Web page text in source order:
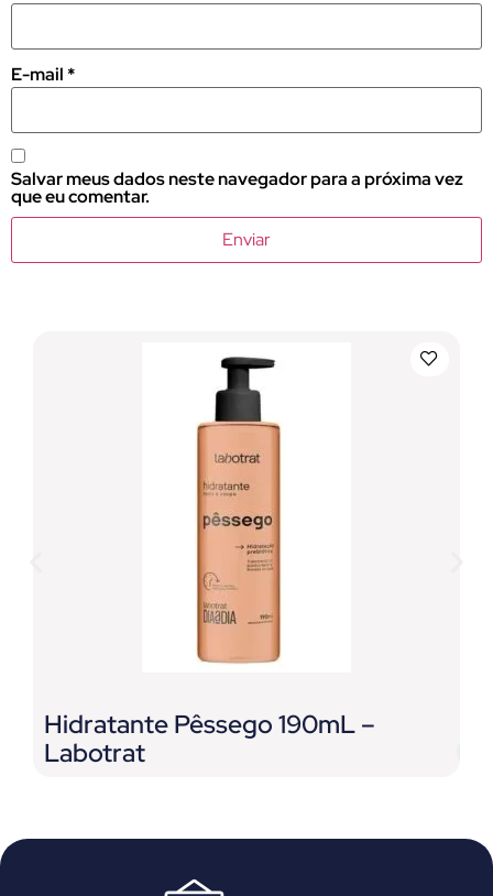
E-mail *
Salvar meus dados neste navegador para a próxima vez
que eu comentar.
Hidratante Pêssego 190mL –
Labotrat